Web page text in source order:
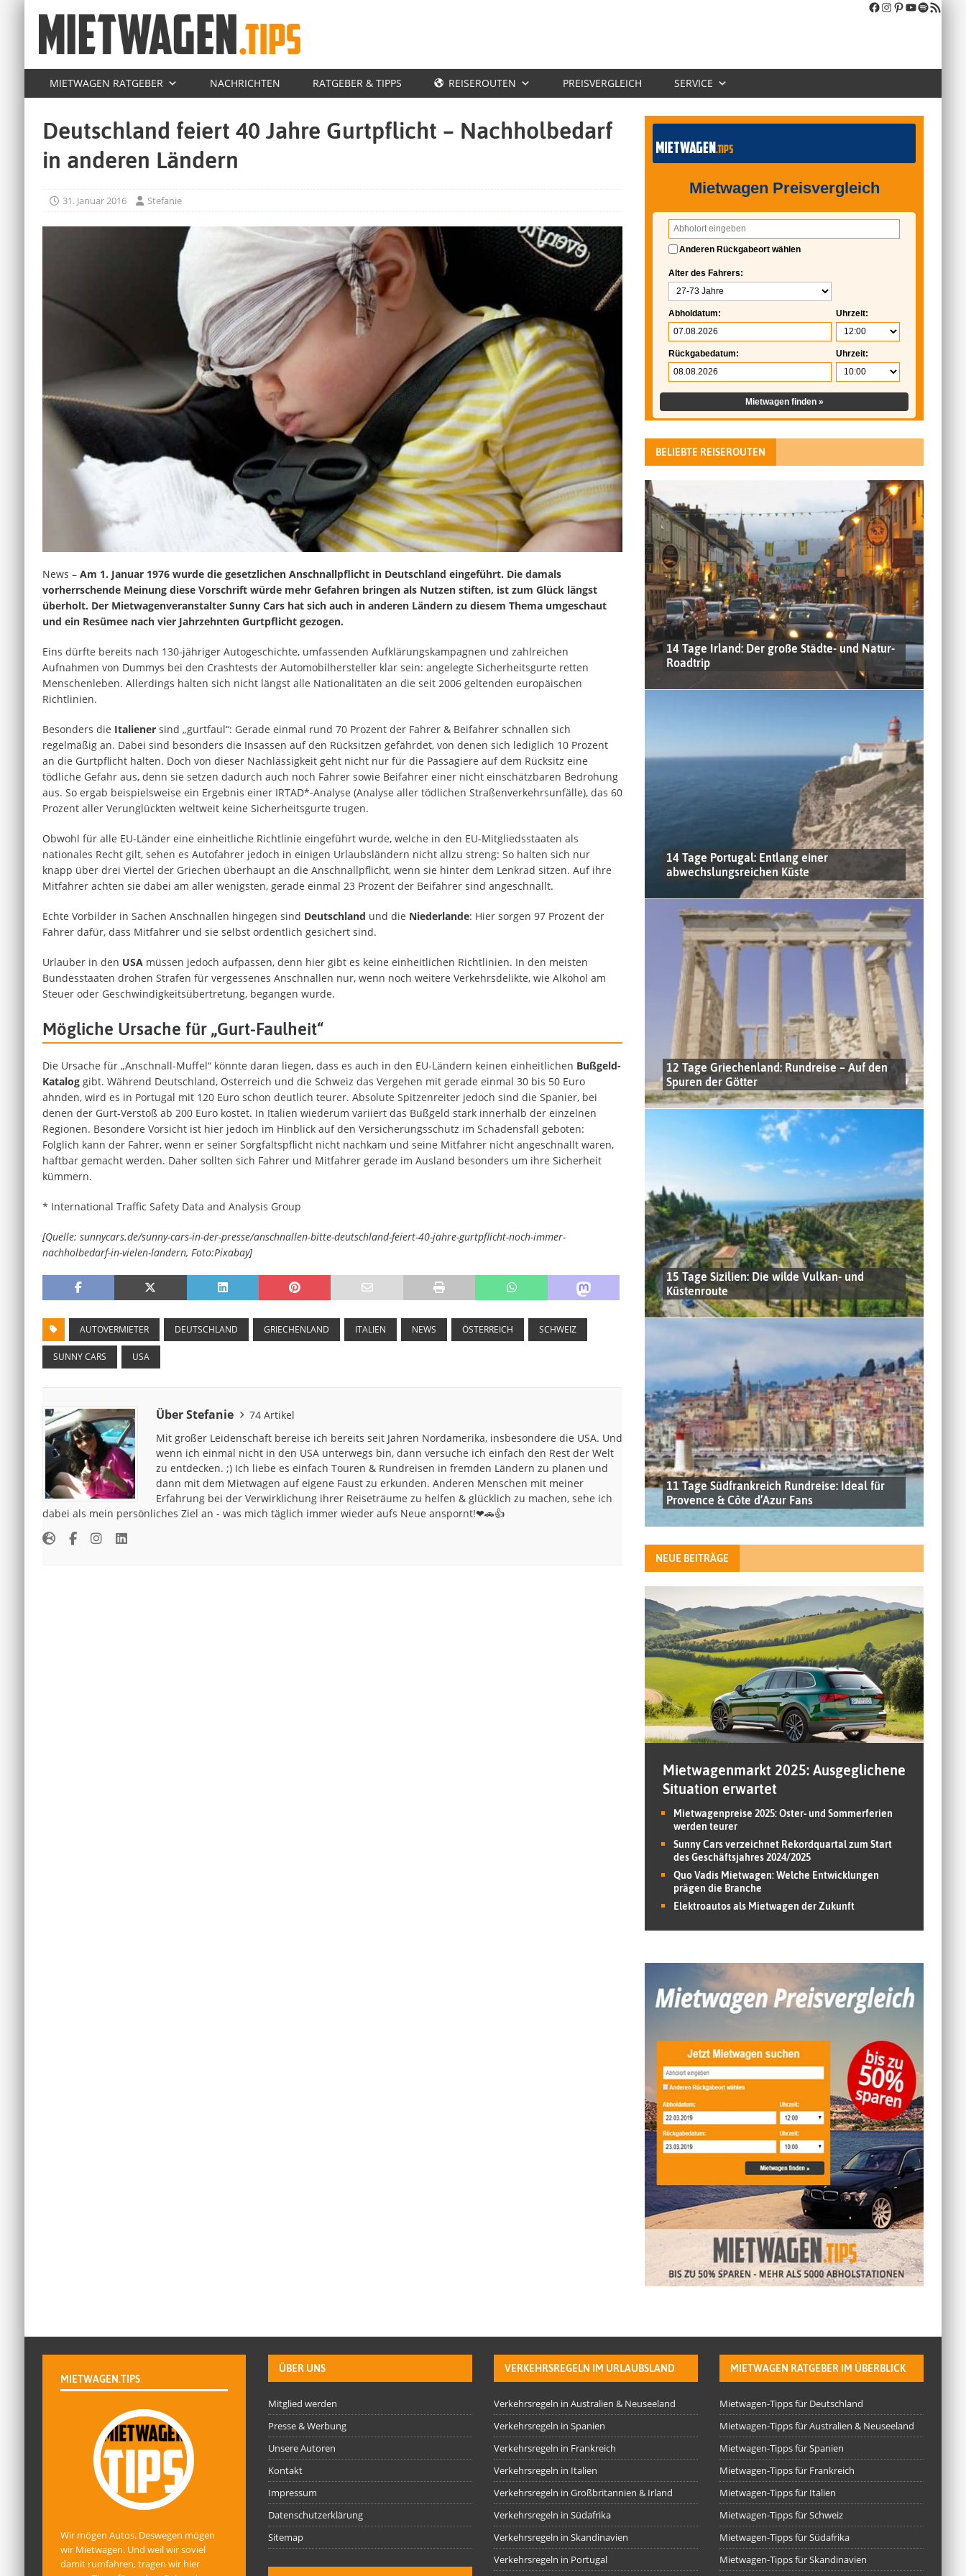
MIETWAGEN RATGEBER NACHRICHTEN RATGEBER & TIPPS REISEROUTEN PREISVERGLEICH SERVICE
Deutschland feiert 40 Jahre Gurtpflicht – Nachholbedarf
in anderen Ländern
31. Januar 2016 Stefanie
News – Am 1. Januar 1976 wurde die gesetzlichen Anschnallpflicht in Deutschland eingeführt. Die damals
vorherrschende Meinung diese Vorschrift würde mehr Gefahren bringen als Nutzen stiften, ist zum Glück längst
überholt. Der Mietwagenveranstalter Sunny Cars hat sich auch in anderen Ländern zu diesem Thema umgeschaut
und ein Resümee nach vier Jahrzehnten Gurtpflicht gezogen.
Eins dürfte bereits nach 130-jähriger Autogeschichte, umfassenden Aufklärungskampagnen und zahlreichen
Aufnahmen von Dummys bei den Crashtests der Automobilhersteller klar sein: angelegte Sicherheitsgurte retten
Menschenleben. Allerdings halten sich nicht längst alle Nationalitäten an die seit 2006 geltenden europäischen
Richtlinien.
Besonders die Italienersind „gurtfaul“: Gerade einmal rund 70 Prozent der Fahrer & Beifahrer schnallen sich
regelmäßig an. Dabei sind besonders die Insassen auf den Rücksitzen gefährdet, von denen sich lediglich 10 Prozent
an die Gurtpflicht halten. Doch von dieser Nachlässigkeit geht nicht nur für die Passagiere auf dem Rücksitz eine
tödliche Gefahr aus, denn sie setzen dadurch auch noch Fahrer sowie Beifahrer einer nicht einschätzbaren Bedrohung
aus. So ergab beispielsweise ein Ergebnis einer IRTAD*-Analyse (Analyse aller tödlichen Straßenverkehrsunfälle), das 60
Prozent aller Verunglückten weltweit keine Sicherheitsgurte trugen.
Obwohl für alle EU-Länder eine einheitliche Richtlinie eingeführt wurde, welche in den EU-Mitgliedsstaaten als
nationales Recht gilt, sehen es Autofahrer jedoch in einigen Urlaubsländern nicht allzu streng: So halten sich nur
knapp über drei Viertel der Griechen überhaupt an die Anschnallpflicht, wenn sie hinter dem Lenkrad sitzen. Auf ihre
Mitfahrer achten sie dabei am aller wenigsten, gerade einmal 23 Prozent der Beifahrer sind angeschnallt.
Echte Vorbilder in Sachen Anschnallen hingegen sind Deutschland und die Niederlande: Hier sorgen 97 Prozent der
Fahrer dafür, dass Mitfahrer und sie selbst ordentlich gesichert sind.
Urlauber in den USAmüssen jedoch aufpassen, denn hier gibt es keine einheitlichen Richtlinien. In den meisten
Bundesstaaten drohen Strafen für vergessenes Anschnallen nur, wenn noch weitere Verkehrsdelikte, wie Alkohol am
Steuer oder Geschwindigkeitsübertretung, begangen wurde.
Mögliche Ursache für „Gurt-Faulheit“
Die Ursache für „Anschnall-Muffel“ könnte daran liegen, dass es auch in den EU-Ländern keinen einheitlichen Bußgeld-
Katalog gibt. Während Deutschland, Österreich und die Schweiz das Vergehen mit gerade einmal 30 bis 50 Euro
ahnden, wird es in Portugal mit 120 Euro schon deutlich teurer. Absolute Spitzenreiter jedoch sind die Spanier, bei
denen der Gurt-Verstoß ab 200 Euro kostet. In Italien wiederum variiert das Bußgeld stark innerhalb der einzelnen
Regionen. Besondere Vorsicht ist hier jedoch im Hinblick auf den Versicherungsschutz im Schadensfall geboten:
Folglich kann der Fahrer, wenn er seiner Sorgfaltspflicht nicht nachkam und seine Mitfahrer nicht angeschnallt waren,
haftbar gemacht werden. Daher sollten sich Fahrer und Mitfahrer gerade im Ausland besonders um ihre Sicherheit
kümmern.
* International Traffic Safety Data and Analysis Group
[Quelle: sunnycars.de/sunny-cars-in-der-presse/anschnallen-bitte-deutschland-feiert-40-jahre-gurtpflicht-noch-immer-
nachholbedarf-in-vielen-landern, Foto:Pixabay]
AUTOVERMIETER DEUTSCHLAND GRIECHENLAND ITALIEN NEWS ÖSTERREICH SCHWEIZ
SUNNY CARS USA
Über Stefanie
74 Artikel
Mit großer Leidenschaft bereise ich bereits seit Jahren Nordamerika, insbesondere die USA. Und
wenn ich einmal nicht in den USA unterwegs bin, dann versuche ich einfach den Rest der Welt
zu entdecken. ;) Ich liebe es einfach Touren & Rundreisen in fremden Ländern zu planen und
dann mit dem Mietwagen auf eigene Faust zu erkunden. Anderen Menschen mit meiner
Erfahrung bei der Verwirklichung ihrer Reiseträume zu helfen & glücklich zu machen, sehe ich
dabei als mein persönliches Ziel an - was mich täglich immer wieder aufs Neue anspornt!❤🚗👍
Mietwagen Preisvergleich
Anderen Rückgabeort wählen
Alter des Fahrers:
Abholdatum:
Rückgabedatum:
Uhrzeit:
Uhrzeit:
Mietwagen finden »
BELIEBTE REISEROUTEN
14 Tage Irland: Der große Städte- und Natur-
Roadtrip
14 Tage Portugal: Entlang einer
abwechslungsreichen Küste
12 Tage Griechenland: Rundreise – Auf den
Spuren der Götter
15 Tage Sizilien: Die wilde Vulkan- und
Küstenroute
11 Tage Südfrankreich Rundreise: Ideal für
Provence & Côte d’Azur Fans
NEUE BEITRÄGE
Mietwagenmarkt 2025: Ausgeglichene
Situation erwartet
Mietwagenpreise 2025: Oster- und Sommerferien
werden teurer
Sunny Cars verzeichnet Rekordquartal zum Start
des Geschäftsjahres 2024/2025
Quo Vadis Mietwagen: Welche Entwicklungen
prägen die Branche
Elektroautos als Mietwagen der Zukunft
MIETWAGEN.TIPS
Wir mögen Autos. Deswegen mögen
wir Mietwagen. Und weil wir soviel
damit rumfahren, tragen wir hier
ÜBER UNS
Mitglied werden
Presse & Werbung
Unsere Autoren
Kontakt
Impressum
Datenschutzerklärung
Sitemap
VERKEHRSREGELN IM URLAUBSLAND
Verkehrsregeln in Australien & Neuseeland
Verkehrsregeln in Spanien
Verkehrsregeln in Frankreich
Verkehrsregeln in Italien
Verkehrsregeln in Großbritannien & Irland
Verkehrsregeln in Südafrika
Verkehrsregeln in Skandinavien
Verkehrsregeln in Portugal
MIETWAGEN RATGEBER IM ÜBERBLICK
Mietwagen-Tipps für Deutschland
Mietwagen-Tipps für Australien & Neuseeland
Mietwagen-Tipps für Spanien
Mietwagen-Tipps für Frankreich
Mietwagen-Tipps für Italien
Mietwagen-Tipps für Schweiz
Mietwagen-Tipps für Südafrika
Mietwagen-Tipps für Skandinavien